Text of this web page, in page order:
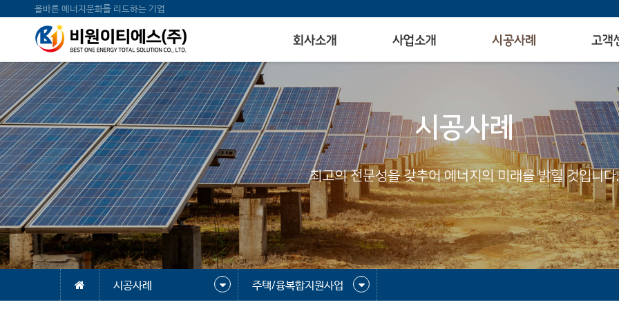
올바른 에너지문화를 리드하는 기업
회사소개 사업소개 시공사례 고객
시공사례
최고의 전문성을 갖추어 에너지의 미래를 밝힐 것입니다.
시공사례 주택/융복합지원사업